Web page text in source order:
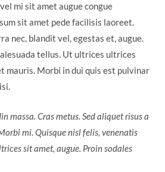
mi sit amet augue congue
sit amet pede facilisis laoreet.
nec, blandit vel, egestas et, augue.
tellus. Ut ultrices ultrices
mauris. Morbi in dui quis est pulvinar
massa. Cras metus. Sed aliquet risus a
mi. Quisque nisl felis, venenatis
sit amet, augue. Proin sodales